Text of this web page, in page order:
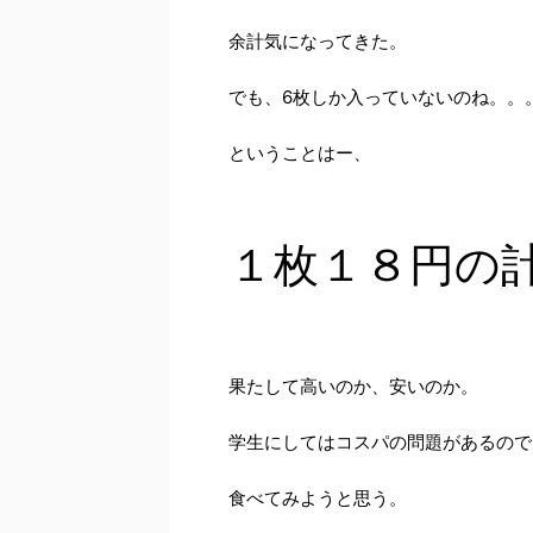
余計気になってきた。
でも、6枚しか入っていないのね。。
ということはー、
１枚１８円の
果たして高いのか、安いのか。
学生にしてはコスパの問題があるので
食べてみようと思う。